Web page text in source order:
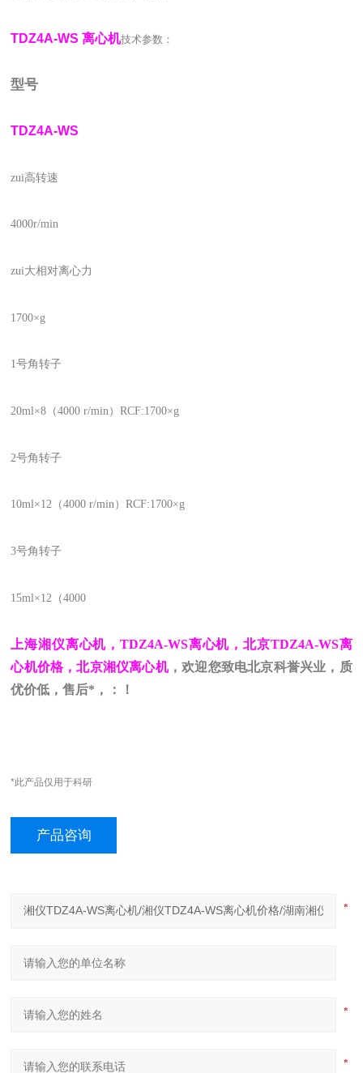
TDZ4A-WS 离心机技术参数：
型号
TDZ4A-WS
zui高转速
4000r/min
zui大相对离心力
1700×g
1号角转子
20ml×8（4000 r/min）RCF:1700×g
2号角转子
10ml×12（4000 r/min）RCF:1700×g
3号角转子
15ml×12（4000
上海湘仪离心机，TDZ4A-WS离心机，北京TDZ4A-WS离
心机价格，北京湘仪离心机，欢迎您致电北京科誉兴业，质
优价低，售后*，：！
*此产品仅用于科研
产品咨询